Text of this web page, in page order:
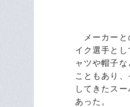
メーカーと
イク選手と
ャツや帽子
こともあり
してきたス
あった。